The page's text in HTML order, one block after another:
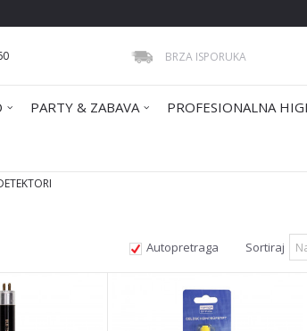
BRZA ISPORUKA
PARTY & ZABAVA PROFESIONALNA
Autopretraga Sortiraj